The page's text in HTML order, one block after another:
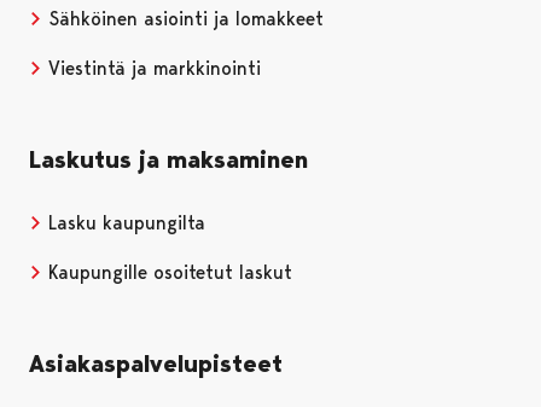
Sähköinen asiointi ja lomakkeet
Viestintä ja markkinointi
Laskutus ja maksaminen
Lasku kaupungilta
Kaupungille osoitetut laskut
Asiakaspalvelupisteet